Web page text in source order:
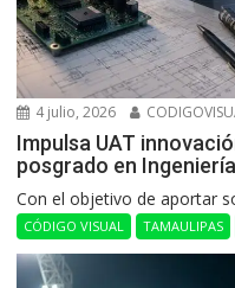
4 julio, 2026
Impulsa UAT
posgrado en
Con el objetivo de aportar
CÓDIGO VISUAL TAMAULIPAS